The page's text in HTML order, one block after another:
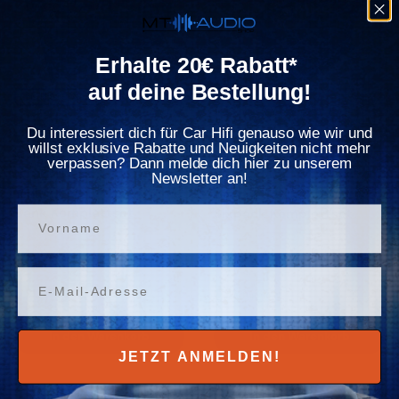
bis 15.000 Watt
Keine Bewertungen
Lithium
Yinlong 14,4v 120Ah Triple
Verkaufspreis
1.499,00€ Normaler Preis
1.799,00€
bis 5.000 Watt
Keine Bewertungen
Lithium
Yinlong 14,4v 40Ah
Verkaufspreis
579,00€ Normaler Preis
629,00€
Erhalte 20€ Rabatt*
auf deine Bestellung!
Du interessiert dich für Car Hifi genauso wie wir und
willst exklusive Rabatte und Neuigkeiten nicht mehr
verpassen? Dann melde dich hier zu unserem
Newsletter an!
JETZT ANMELDEN!